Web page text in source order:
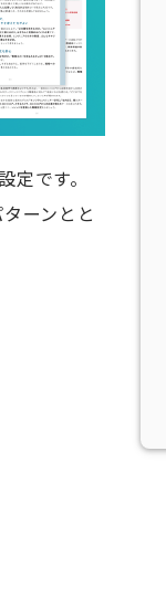
定です。
ーンとと